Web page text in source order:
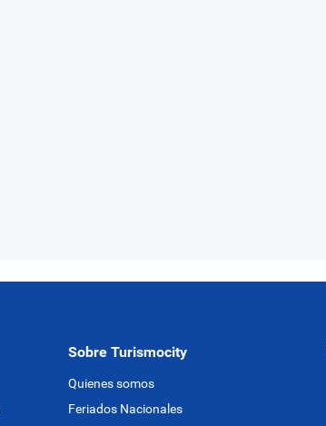
Sobre Turismocity
Quienes somos
Feriados Nacionales